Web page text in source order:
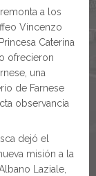
a los
Vincenzo
Caterina
ofrecieron
una
de Farnese
observancia
dejó el
misión a la
Laziale,